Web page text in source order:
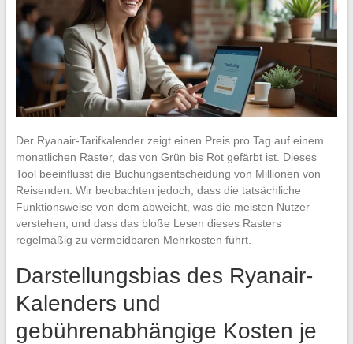
Der Ryanair-Tarifkalender zeigt einen Preis pro Tag auf einem
monatlichen Raster, das von Grün bis Rot gefärbt ist. Dieses
Tool beeinflusst die Buchungsentscheidung von Millionen von
Reisenden. Wir beobachten jedoch, dass die tatsächliche
Funktionsweise von dem abweicht, was die meisten Nutzer
verstehen, und dass das bloße Lesen dieses Rasters
regelmäßig zu vermeidbaren Mehrkosten führt.
Darstellungsbias des Ryanair-
Kalenders und
gebührenabhängige Kosten je